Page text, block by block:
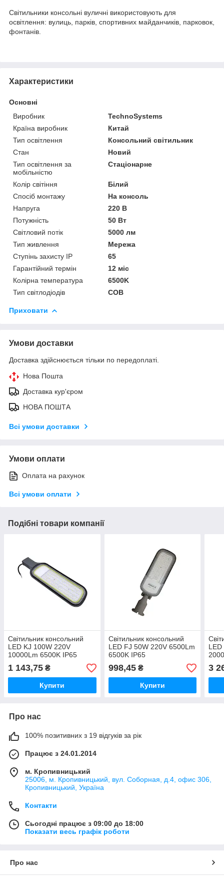
Cвітильники консольні вуличні використовують для
освітлення: вулиць, парків, спортивних майданчиків, парковок,
фонтанів.
Характеристики
Основні
Виробник
TechnoSystems
Країна виробник
Китай
Тип освітлення
Консольний світильник
Стан
Новий
Тип освітлення за
мобільністю
Стаціонарне
Колір світіння
Білий
Спосіб монтажу
На консоль
Напруга
220 В
Потужність
50 Вт
Світловий потік
5000 лм
Тип живлення
Мережа
Ступінь захисту IP
65
Гарантійний термін
12 міс
Колірна температура
6500K
Тип світлодіодів
COB
Приховати
Умови доставки
Доставка здійснюється тільки по передоплаті.
Нова Пошта
Доставка кур'єром
НОВА ПОШТА
Всі умови доставки
Умови оплати
Оплата на рахунок
Всі умови оплати
Подібні товари компанії
Світильник консольний
LED KJ 100W 220V
10000Lm 6500K IP65
1 143,75 ₴
Купити
Світильник консольний
LED FJ 50W 220V 6500Lm
6500K IP65
998,45₴
Купити
3
Про нас
100% позитивних з 19 відгуків за рік
Працює з 24.01.2014
м. Кропивницький
25006, м. Кропивницький, вул. Соборная, д.4, офис 306,
Кропивницький, Україна
Контакти
Сьогодні працює з 09:00 до 18:00
Показати весь графік роботи
Про нас